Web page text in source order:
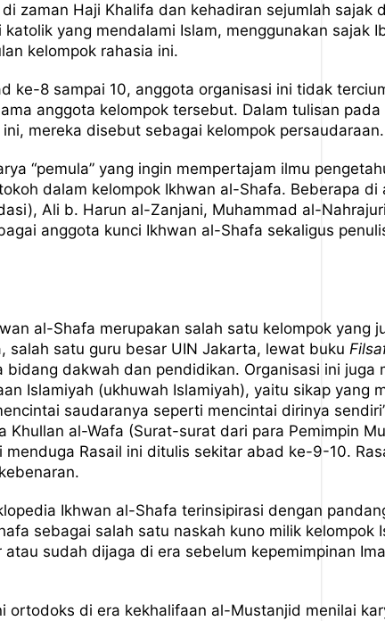
zaman Haji Khalifa dan kehadiran sejumlah
yang mendalami Islam, menggunakan sajak
kelompok rahasia ini.
ke-8 sampai 10, anggota organisasi ini tidak
anggota kelompok tersebut. Dalam tulisan
mereka disebut sebagai kelompok persaudaraan.
“pemula” yang ingin mempertajam ilmu
dalam kelompok Ikhwan al-Shafa. Beberapa
Ali b. Harun al-Zanjani, Muhammad al-
anggota kunci Ikhwan al-Shafa sekaligus
al-Shafa merupakan salah satu kelompok yang
salah satu guru besar UIN Jakarta, lewat buku
bidang dakwah dan pendidikan. Organisasi ini juga
Islamiyah (ukhuwah Islamiyah), yaitu sikap yang
saudaranya seperti mencintai dirinya
Khullan al-Wafa (Surat-surat dari para Pemimpin
Rasail ini ditulis sekitar abad ke-9-10.
Ikhwan al-Shafa terinsipirasi dengan
sebagai salah satu naskah kuno milik
sudah dijaga di era sebelum kepemimpinan
ortodoks di era kekhalifaan al-Mustanjid menilai